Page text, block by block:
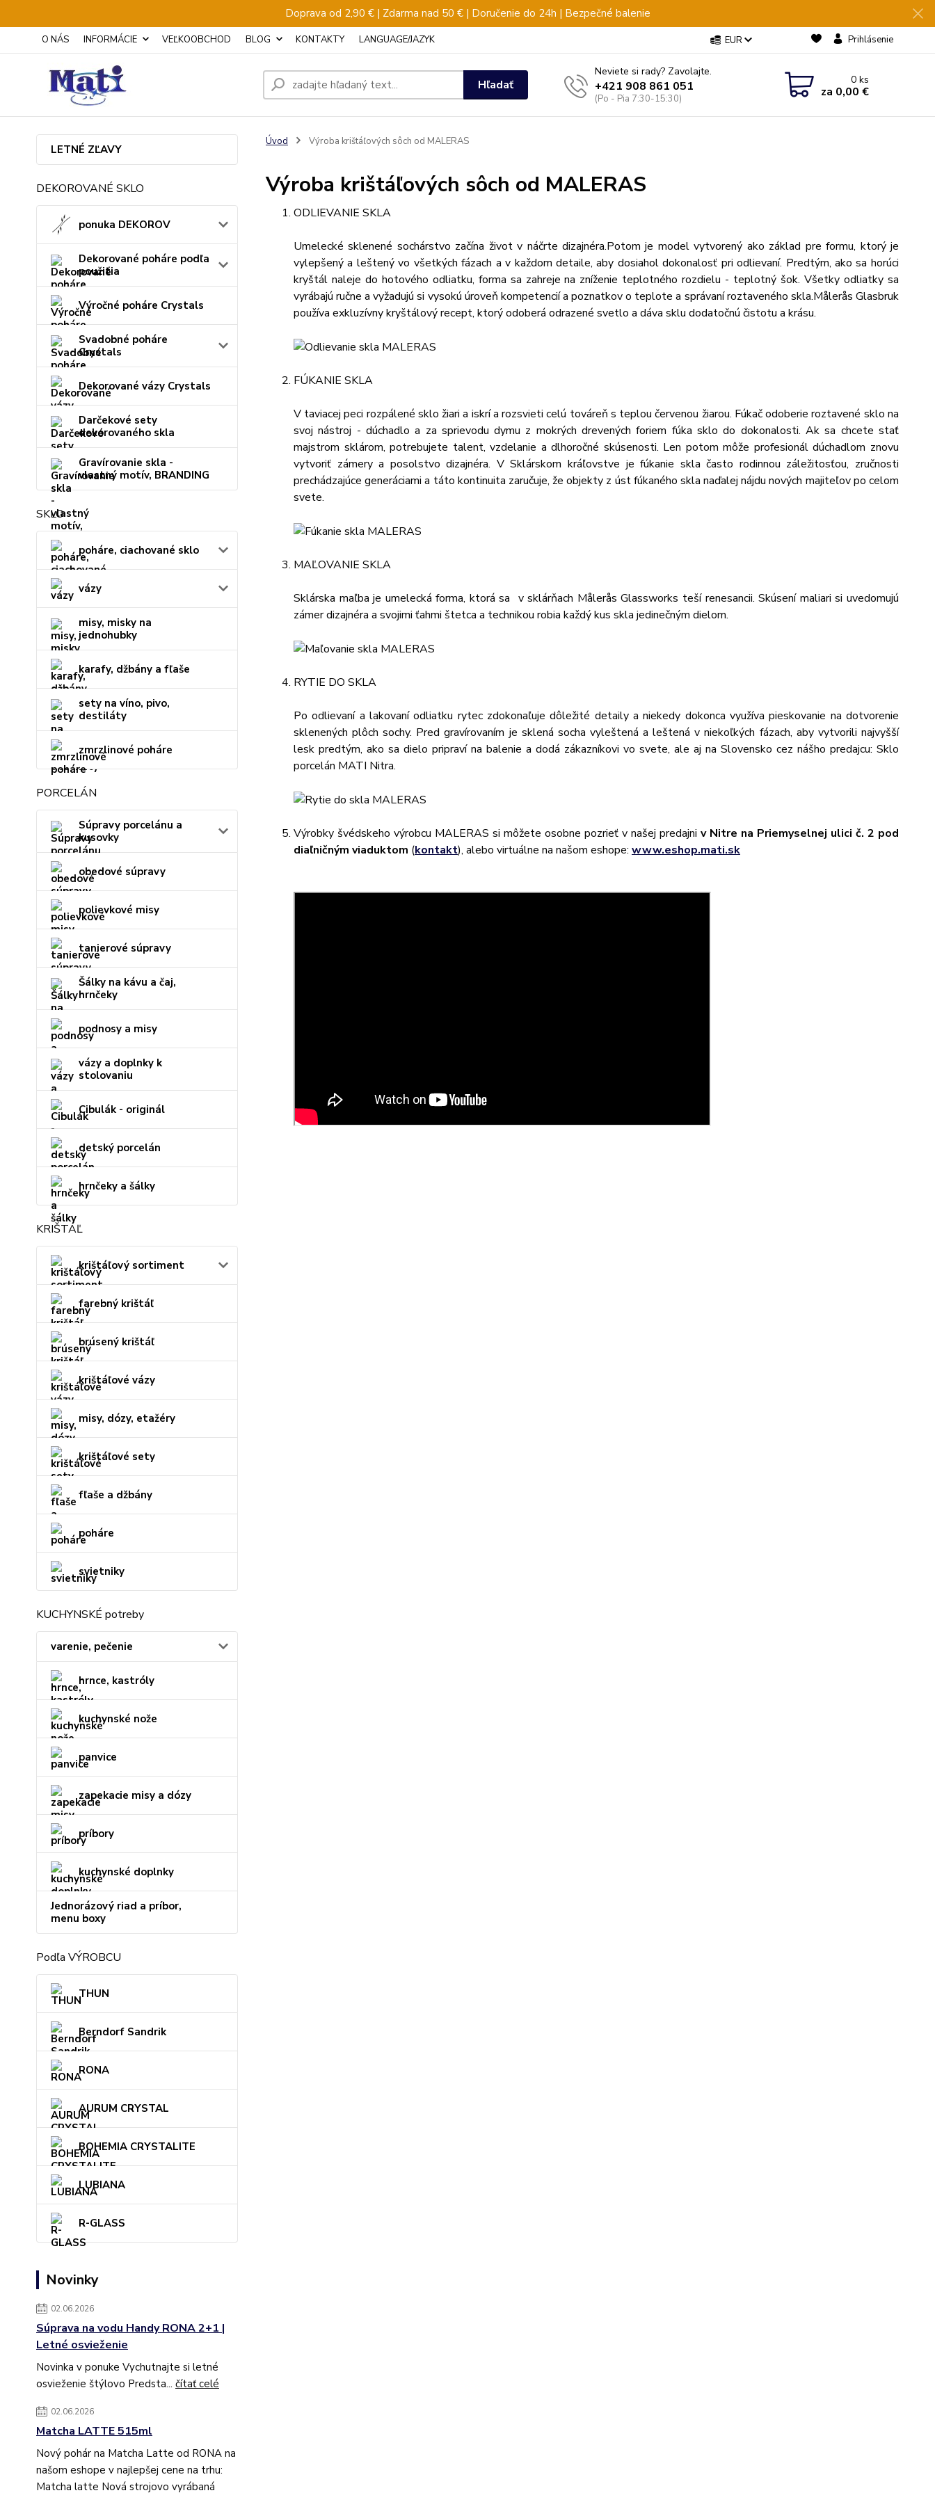
Doprava od 2,90 € | Zdarma nad 50 € | Doručenie do 24h | Bezpečné balenie
O NÁS INFORMÁCIE VEĽKOOBCHOD BLOG KONTAKTY LANGUAGE/JAZYK EUR Prihlásenie
Hľadať
Neviete si rady? Zavolajte.
+421 908 861 051
(Po - Pia 7:30-15:30)
0ks
za 0,00 €
LETNÉ ZĽAVY
DEKOROVANÉ SKLO
ponuka DEKOROV
Dekorované poháre podľa
použitia
Výročné poháre Crystals
Svadobné poháre
Crystals
Dekorované vázy Crystals
Darčekové sety
dekorovaného skla
Gravírovanie skla -
vlastný motív, BRANDING
SKLO
poháre, ciachované sklo
vázy
misy, misky na
jednohubky
karafy, džbány a fľaše
sety na víno, pivo,
destiláty
zmrzlinové poháre
PORCELÁN
Súpravy porcelánu a
kusovky
obedové súpravy
polievkové misy
tanierové súpravy
Šálky na kávu a čaj,
hrnčeky
podnosy a misy
vázy a doplnky k
stolovaniu
Cibulák - originál
detský porcelán
hrnčeky a šálky
KRIŠTÁĽ
krištáľový sortiment
farebný krištáľ
brúsený krištáľ
krištáľové vázy
misy, dózy, etažéry
krištáľové sety
fľaše a džbány
poháre
svietniky
KUCHYNSKÉ potreby
varenie, pečenie
hrnce, kastróly
kuchynské nože
panvice
zapekacie misy a dózy
príbory
kuchynské doplnky
Jednorázový riad a príbor,
menu boxy
Podľa VÝROBCU
THUN
Berndorf Sandrik
RONA
AURUM CRYSTAL
BOHEMIA CRYSTALITE
LUBIANA
R-GLASS
Novinky
02.06.2026
Súprava na vodu Handy RONA 2+1 |
Letné osvieženie
Novinka v ponuke Vychutnajte si letné
osvieženie štýlovo Predsta... čítať celé
02.06.2026
Matcha LATTE 515ml
Nový pohár na Matcha Latte od RONA na
našom eshope v najlepšej cene na trhu:
Matcha latte Nová strojovo vyrábaná
Úvod Výroba krištáľových sôch od MALERAS
Výroba krištáľových sôch od MALERAS
ODLIEVANIE SKLA
Umelecké sklenené sochárstvo začína život v náčrte dizajnéra.Potom je model vytvorený ako základ pre formu, ktorý je
vylepšený a leštený vo všetkých fázach a v každom detaile, aby dosiahol dokonalosť pri odlievaní. Predtým, ako sa horúci
kryštál naleje do hotového odliatku, forma sa zahreje na zníženie teplotného rozdielu - teplotný šok.Všetky odliatky sa
vyrábajú ručne a vyžadujú si vysokú úroveň kompetencií a poznatkov o teplote a správaní roztaveného skla.Målerås Glasbruk
používa exkluzívny kryštálový recept, ktorý odoberá odrazené svetlo a dáva sklu dodatočnú čistotu a krásu.
FÚKANIE SKLA
V taviacej peci rozpálené sklo žiari a iskrí a rozsvieti celú továreň s teplou červenou žiarou. Fúkač odoberie roztavené sklo na
svoj nástroj - dúchadlo a za sprievodu dymu z mokrých drevených foriem fúka sklo do dokonalosti. Ak sa chcete stať
majstrom sklárom, potrebujete talent, vzdelanie a dlhoročné skúsenosti. Len potom môže profesionál dúchadlom znovu
vytvoriť zámery a posolstvo dizajnéra. V Sklárskom kráľovstve je fúkanie skla často rodinnou záležitosťou, zručnosti
prechádzajúce generáciami a táto kontinuita zaručuje, že objekty z úst fúkaného skla naďalej nájdu nových majiteľov po celom
svete.
MAĽOVANIE SKLA
Sklárska maľba je umelecká forma, ktorá sa v sklárňach Målerås Glassworks teší renesancii. Skúsení maliari si uvedomujú
zámer dizajnéra a svojimi ťahmi štetca a technikou robia každý kus skla jedinečným dielom.
RYTIE DO SKLA
Po odlievaní a lakovaní odliatku rytec zdokonaľuje dôležité detaily a niekedy dokonca využíva pieskovanie na dotvorenie
sklenených plôch sochy. Pred gravírovaním je sklená socha vyleštená a leštená v niekoľkých fázach, aby vytvorili najvyšší
lesk predtým, ako sa dielo pripraví na balenie a dodá zákazníkovi vo svete, ale aj na Slovensko cez nášho predajcu: Sklo
porcelán MATI Nitra.
Výrobky švédskeho výrobcu MALERAS si môžete osobne pozrieť v našej predajni v Nitre na Priemyselnej ulici č. 2 pod
diaľničným viaduktom (kontakt), alebo virtuálne na našom eshope: www.eshop.mati.sk